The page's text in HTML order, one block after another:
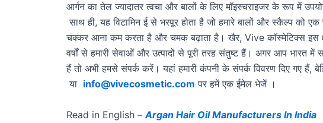
आर्गन का तेल ज्यादातर त्वचा और बालों के लिए मॉइस्चराइजर के रूप में
साथ ही, यह विटामिन ई से भरपूर होता है जो हमारे बालों और स्कैल्प को
चक्कर आना कम करता है और चमक बढ़ाता है। खैर, Vive कॉस्मेटिक्स इस
वर्षों से हमारी सेवाओं और उत्पादों से पूरी तरह संतुष्ट हैं। अगर आप भारत
हैं तो अभी हमसे संपर्क करें। यहां हमारी कंपनी के संपर्क विवरण दिए गए हैं,
या info@vivecosmetic.com पर हमें एक ईमेल भेजें ।
Read in English – Argan Hair Oil Manufacturers In India